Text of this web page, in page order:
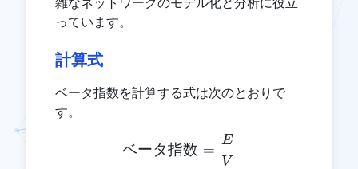
っています。
計算式
ベータ指数を計算する式は次のとおりで
す。
\text{ベータ指数} =
ベータ指数 =
V
E